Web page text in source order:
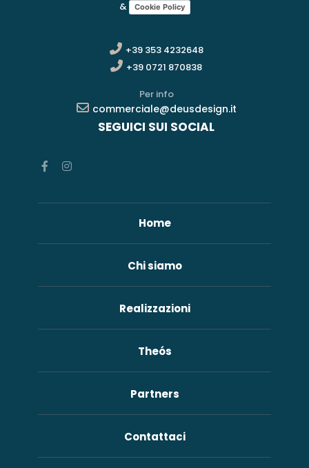
& Cookie Policy
+39 353 4232648
+39 0721 870838
Per info
commerciale@deusdesign.it
SEGUICI SUI SOCIAL
Home
Chi siamo
Realizzazioni
Theós
Partners
Contattaci